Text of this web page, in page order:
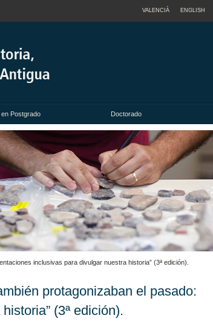
VALENCIÀ ENGLISH
Postgrado Doctorado
inclusivas para divulgar nuestra historia” (3ª edición).
protagonizaban el pasado:
(3ª edición).